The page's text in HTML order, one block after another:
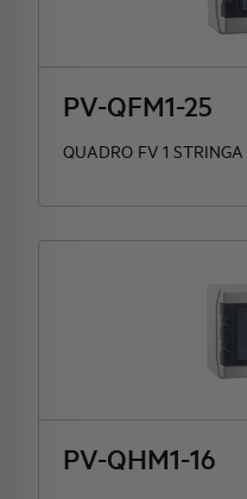
PV-QFM1-25
QUADRO FV 1
PV-QHM1-16